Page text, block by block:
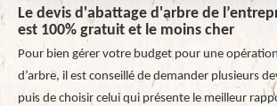
Le devis d'abattage d'arbre de
est 100% gratuit et le moins cher
Pour bien gérer votre budget pour une
d’arbre, il est conseillé de demander plusieurs
puis de choisir celui qui présente le meilleur